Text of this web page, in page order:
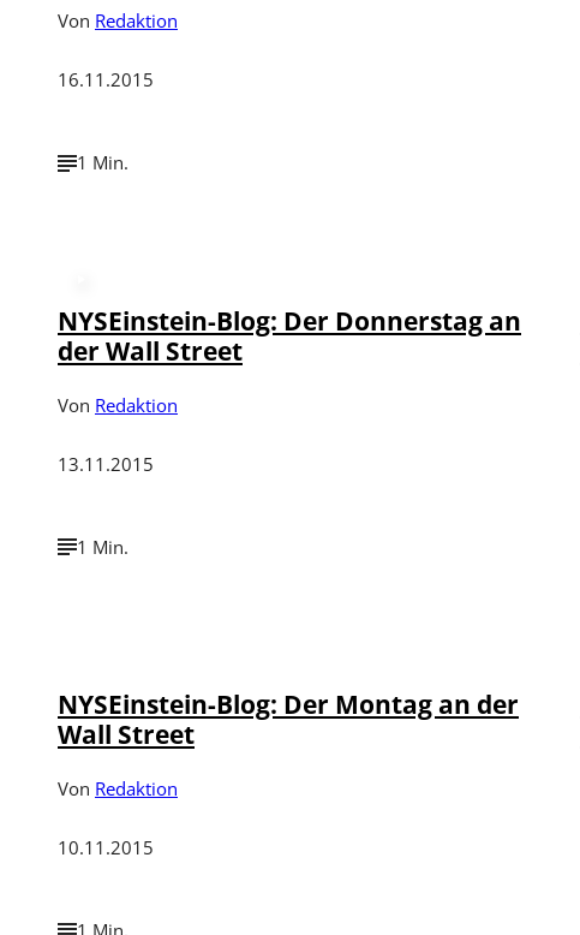
Von Redaktion
16.11.2015
1 Min.
NYSEinstein-Blog: Der Donnerstag an
der Wall Street
Von Redaktion
13.11.2015
1 Min.
NYSEinstein-Blog: Der Montag an der
Wall Street
Von Redaktion
10.11.2015